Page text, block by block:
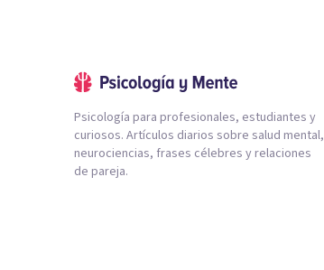
Psicología para profesionales, estudiantes y
curiosos. Artículos diarios sobre salud mental,
neurociencias, frases célebres y relaciones
de pareja.